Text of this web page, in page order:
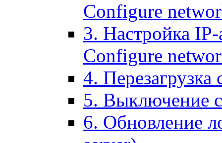
Configure
3. Настройка
Configure
4. Перезагрузка
5. Выключение
6. Обновление